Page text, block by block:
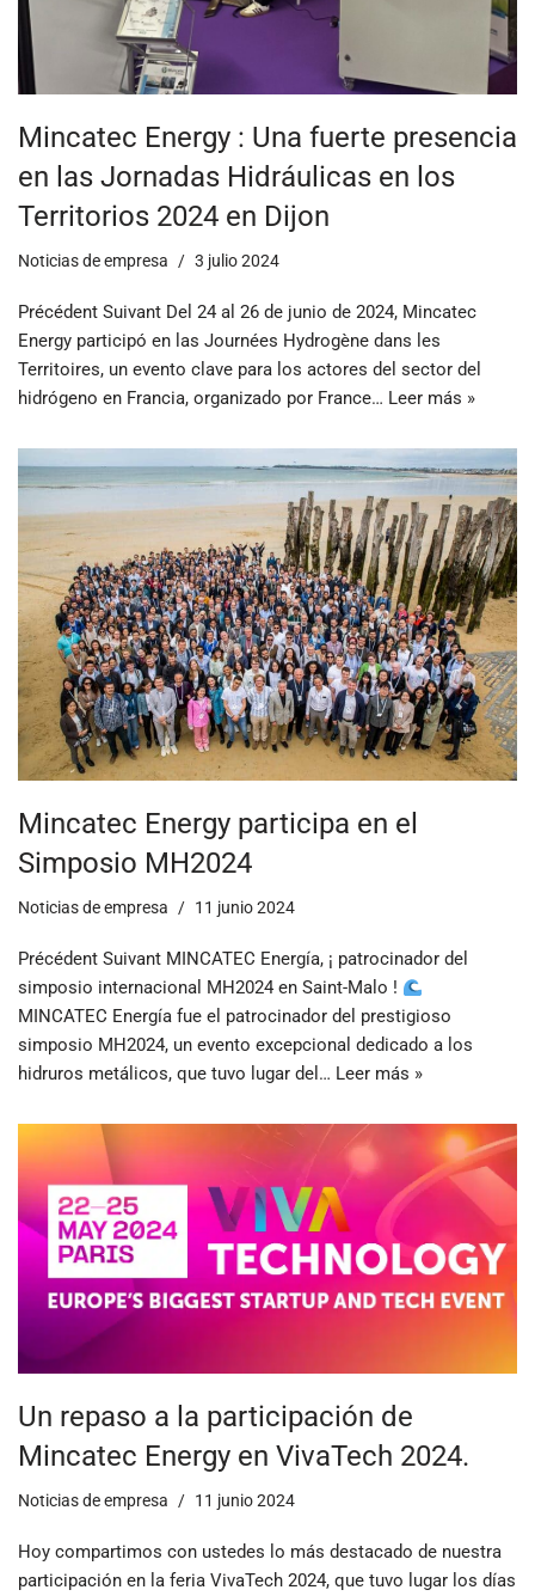
Mincatec Energy : Una fuerte presencia
en las Jornadas Hidráulicas en los
Territorios 2024 en Dijon
Noticias de empresa 3 julio 2024
Précédent Suivant Del 24 al 26 de junio de 2024, Mincatec
Energy participó en las Journées Hydrogène dans les
Territoires, un evento clave para los actores del sector del
hidrógeno en Francia, organizado por France… Leer más »
Mincatec Energy participa en el
Simposio MH2024
Noticias de empresa 11 junio 2024
Précédent Suivant MINCATEC Energía, ¡ patrocinador del
simposio internacional MH2024 en Saint-Malo !
MINCATEC Energía fue el patrocinador del prestigioso
simposio MH2024, un evento excepcional dedicado a los
hidruros metálicos, que tuvo lugar del… Leer más »
Un repaso a la participación de
Mincatec Energy en VivaTech 2024.
Noticias de empresa 11 junio 2024
Hoy compartimos con ustedes lo más destacado de nuestra
participación en la feria VivaTech 2024, que tuvo lugar los días